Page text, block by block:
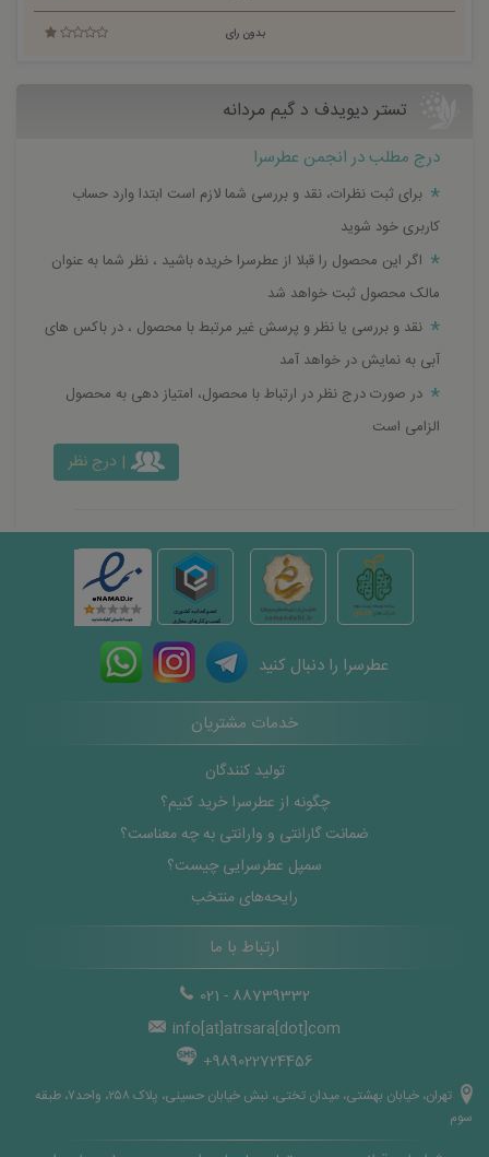
بدون رای
تستر دیویدف د گیم مردانه
درج مطلب در انجمن عطرسرا
برای ثبت نظرات، نقد و بررسی شما لازم است ابتدا وارد حساب
کاربری خود شوید
اگر این محصول را قبلا از عطرسرا خریده باشید ، نظر شما به عنوان
مالک محصول ثبت خواهد شد
نقد و بررسی یا نظر و پرسش غیر مرتبط با محصول ، در باکس های
آبی به نمایش در خواهد آمد
در صورت درج نظر در ارتباط با محصول، امتیاز دهی به محصول
الزامی است
| درج نظر
عطرسرا را دنبال کنید
خدمات مشتریان
تولید کنندگان
چگونه از عطرسرا خرید کنیم؟
ضمانت گارانتی و وارانتی به چه معناست؟
سمپل عطرسرایی چیست؟
رایحه‌های منتخب
ارتباط با ما
021 - 88739332
info[at]atrsara[dot]com
+989022724456
تهران، خیابان بهشتی، میدان تختی، نبش خیابان حسینی، پلاک ۲۵۸، واحد۷، طبقه
سوم